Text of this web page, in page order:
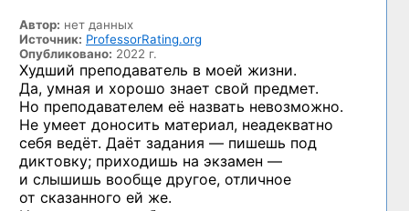
Автор: нет данных
Источник: ProfessorRating.org
Опубликовано: 2022 г.
Худший преподаватель в моей жизни.
Да, умная и хорошо знает свой предмет.
Но преподавателем её назвать невозможно.
Не умеет доносить материал, неадекватно
себя ведёт. Даёт задания — пишешь под
диктовку; приходишь на экзамен —
и слышишь вообще другое, отличное
от сказанного ей же.